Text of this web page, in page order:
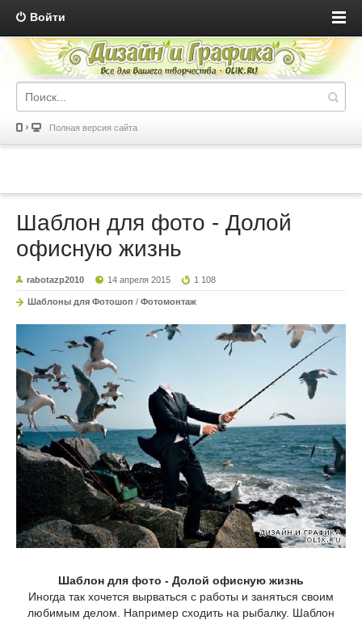
Войти
Полная версия сайта
Шаблон для фото - Долой
офисную жизнь
rabotazp2010 14 апреля 2015 1 108
Шаблоны для Фотошоп / Фотомонтаж
Шаблон для фото - Долой офисную жизнь
Иногда так хочется вырваться с работы и заняться своим
любимым делом. Например сходить на рыбалку. Шаблон